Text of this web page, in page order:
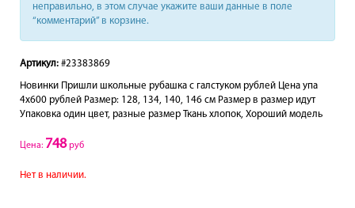
неправильно, в этом случае укажите ваши данные в поле
“комментарий” в корзине.
Артикул: #23383869
Новинки Пришли школьные рубашка с галстуком рублей Цена упа
4х600 рублей Размер: 128, 134, 140, 146 см Размер в размер идут
Упаковка один цвет, разные размер Ткань хлопок, Хороший модель
Цена: 748руб
Нет в наличии.